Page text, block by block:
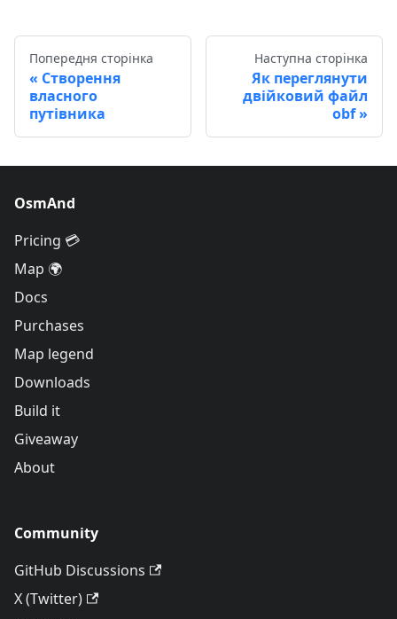
Попередня сторінка
Створення
власного
путівника
Наступна сторінка
Як переглянути
двійковий файл
obf
OsmAnd
Pricing 💳
Map 🌍
Docs
Purchases
Map legend
Downloads
Build it
Giveaway
About
Community
GitHub Discussions
X (Twitter)